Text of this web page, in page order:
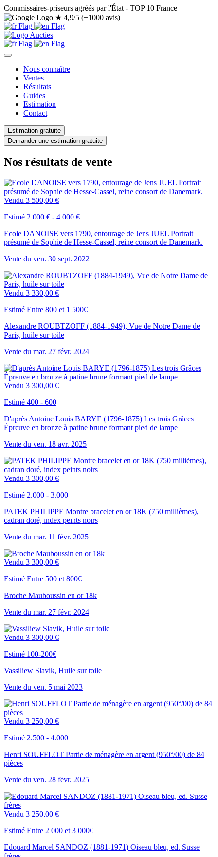
Commissaires-priseurs agréés par l'État - TOP 10 France
★ 4,9/5 (+1000 avis)
Nous connaître
Ventes
Résultats
Guides
Estimation
Contact
Estimation gratuite
Demander une estimation gratuite
Nos résultats de vente
Vendu 3 500,00 €
Estimé 2 000 € - 4 000 €
Ecole DANOISE vers 1790, entourage de Jens JUEL Portrait
présumé de Sophie de Hesse-Cassel, reine consort de Danemark.
Vente du ven. 30 sept. 2022
Vendu 3 330,00 €
Estimé Entre 800 et 1 500€
Alexandre ROUBTZOFF (1884-1949), Vue de Notre Dame de
Paris, huile sur toile
Vente du mar. 27 févr. 2024
Vendu 3 300,00 €
Estimé 400 - 600
D'après Antoine Louis BARYE (1796-1875) Les trois Grâces
Épreuve en bronze à patine brune formant pied de lampe
Vente du ven. 18 avr. 2025
Vendu 3 300,00 €
Estimé 2.000 - 3.000
PATEK PHILIPPE Montre bracelet en or 18K (750 millièmes),
cadran doré, index peints noirs
Vente du mar. 11 févr. 2025
Vendu 3 300,00 €
Estimé Entre 500 et 800€
Broche Mauboussin en or 18k
Vente du mar. 27 févr. 2024
Vendu 3 300,00 €
Estimé 100-200€
Vassiliew Slavik, Huile sur toile
Vente du ven. 5 mai 2023
Vendu 3 250,00 €
Estimé 2.500 - 4.000
Henri SOUFFLOT Partie de ménagère en argent (950°/00) de 84
pièces
Vente du ven. 28 févr. 2025
Vendu 3 250,00 €
Estimé Entre 2 000 et 3 000€
Edouard Marcel SANDOZ (1881-1971) Oiseau bleu, ed. Susse